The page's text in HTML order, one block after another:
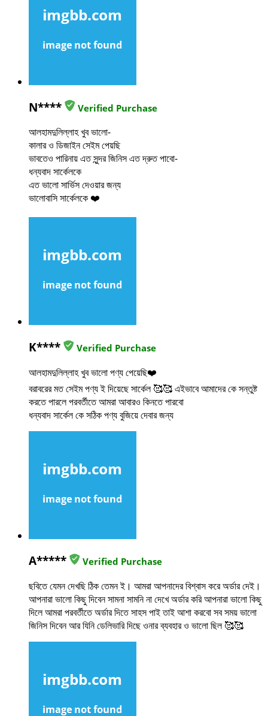
N**** Verified Purchase
আলহামদুলিল্লাহ খুব ভালো-
কালার ও ডিজাইন সেইম পেয়ছি
ভাবতেও পারিনায় এত সুন্দর জিনিস এত দ্রুত পাবো-
ধন্যবাদ সার্কেলকে
এত ভালো সার্ভিস দেওয়ার জন্য
ভালোবাসি সার্কেলকে ❤️
K**** Verified Purchase
আলহামদুলিল্লাহ খুব ভালো পণ্য পেয়েছি❤️
বরাবরের মত সেইম পণ্য ই দিয়েছে সার্কেল 🥰🥰 এইভাবে আমাদের কে সন্তুষ্ট
করতে পারলে পরবর্তীতে আমরা আবারও কিনতে পারবো
ধন্যবাদ সার্কেল কে সঠিক পণ্য বুজিয়ে দেবার জন্য
A***** Verified Purchase
ছবিতে যেমন দেখছি ঠিক তেমন ই। আমরা আপনাদের বিশ্বাস করে অর্ডার দেই।
আপনারা ভালো কিছু দিবেন সামনা সামনি না দেখে অর্ডার করি আপনারা ভালো কিছু
দিলে আমরা পরবর্তীতে অর্ডার দিতে সাহস পাই তাই আশা করবো সব সময় ভালো
জিনিস দিবেন আর যিনি ডেলিভারি দিছে ওনার ব্যবহার ও ভালো ছিল 🥰🥰